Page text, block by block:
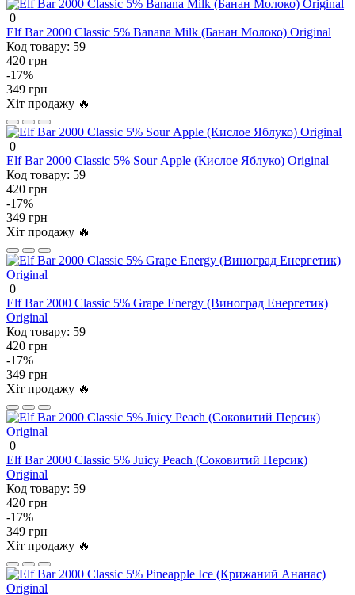
0
Elf Bar 2000 Classic 5% Banana Milk (Банан Молоко) Original
Код товару: 59
420 грн
-17%
349 грн
Хіт продажу 🔥
0
Elf Bar 2000 Classic 5% Sour Аpple (Кислое Яблуко) Original
Код товару: 59
420 грн
-17%
349 грн
Хіт продажу 🔥
0
Elf Bar 2000 Classic 5% Grape Energy (Виноград Енергетик)
Original
Код товару: 59
420 грн
-17%
349 грн
Хіт продажу 🔥
0
Elf Bar 2000 Classic 5% Juicy Peach (Соковитий Персик)
Original
Код товару: 59
420 грн
-17%
349 грн
Хіт продажу 🔥